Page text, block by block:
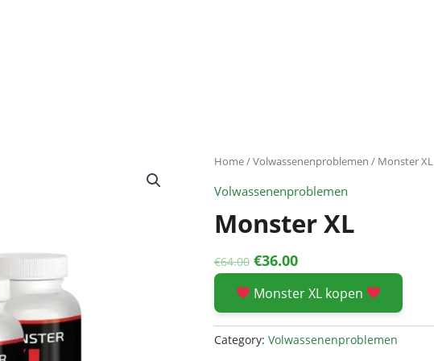
Home/Volwassenenproblemen / Monster XL
Volwassenenproblemen
Monster XL
€64.00 Original
was:
€64.00.
€36.00Current
is:
€36.00.
Monster XL kopen
Category: Volwassenenproblemen